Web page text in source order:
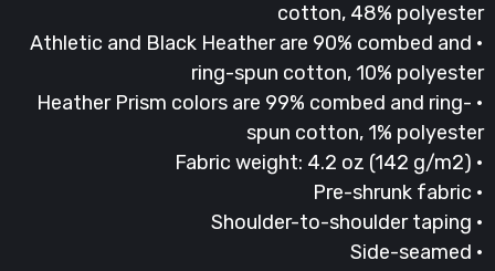
cotton, 48%
• Athletic and Black Heather are 90% combed and
ring-spun cotton, 10%
• Heather Prism colors are 99% combed and ring-
spun cotton, 1%